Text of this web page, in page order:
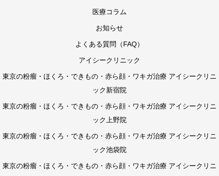
医療コラム
お知らせ
よくある質問（FAQ）
アイシークリニック
東京の粉瘤・ほくろ・できもの・赤ら顔・ワキガ治療 アイシークリニ
ック新宿院
東京の粉瘤・ほくろ・できもの・赤ら顔・ワキガ治療 アイシークリニ
ック上野院
東京の粉瘤・ほくろ・できもの・赤ら顔・ワキガ治療 アイシークリニ
ック池袋院
東京の粉瘤・ほくろ・できもの・赤ら顔・ワキガ治療 アイシークリニ